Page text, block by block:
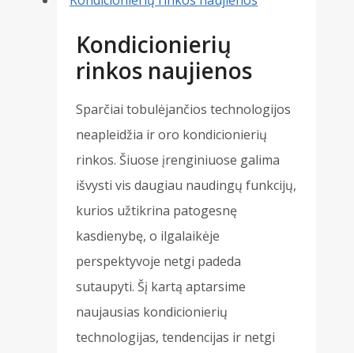
Kondicionierių
rinkos naujienos
Sparčiai tobulėjančios technologijos
neapleidžia ir oro kondicionierių
rinkos. Šiuose įrenginiuose galima
išvysti vis daugiau naudingų funkcijų,
kurios užtikrina patogesnę
kasdienybę, o ilgalaikėje
perspektyvoje netgi padeda
sutaupyti. Šį kartą aptarsime
naujausias kondicionierių
technologijas, tendencijas ir netgi